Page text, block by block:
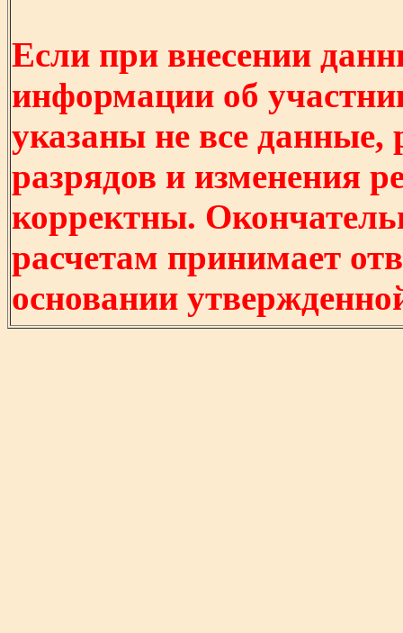
Если при внесении
информации об
указаны не все
разрядов и изменения
корректны.
расчетам принимает
основании